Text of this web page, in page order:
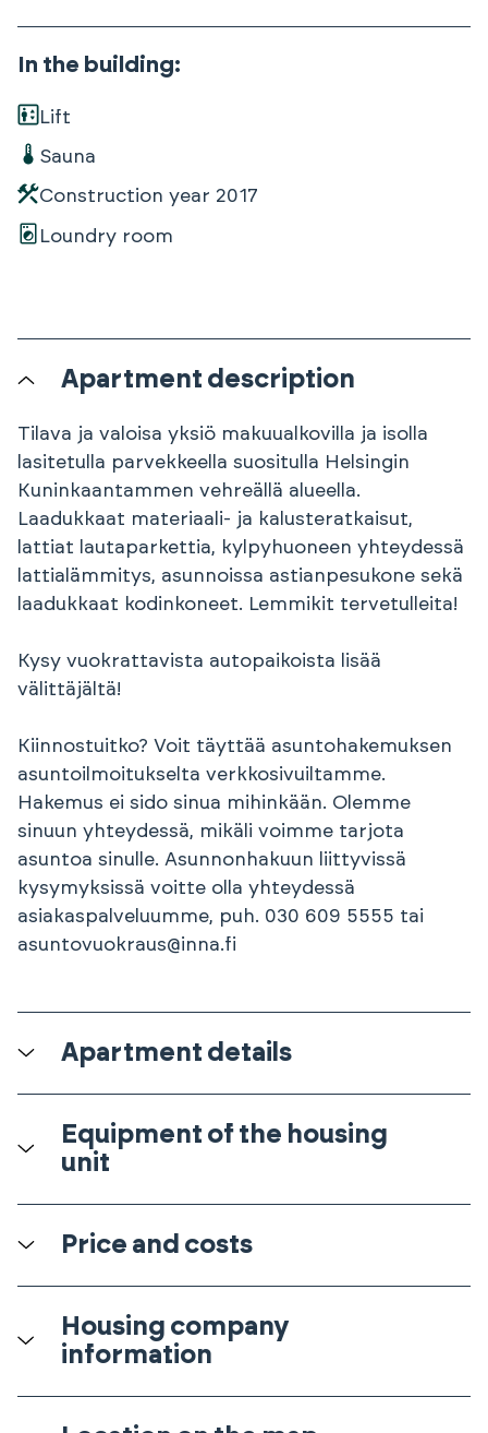
In the building:
Lift
Sauna
Construction year 2017
Loundry room
Apartment description
Tilava ja valoisa yksiö makuualkovilla ja isolla
lasitetulla parvekkeella suositulla Helsingin
Kuninkaantammen vehreällä alueella.
Laadukkaat materiaali- ja kalusteratkaisut,
lattiat lautaparkettia, kylpyhuoneen yhteydessä
lattialämmitys, asunnoissa astianpesukone sekä
laadukkaat kodinkoneet. Lemmikit tervetulleita!
Kysy vuokrattavista autopaikoista lisää
välittäjältä!
Kiinnostuitko? Voit täyttää asuntohakemuksen
asuntoilmoitukselta verkkosivuiltamme.
Hakemus ei sido sinua mihinkään. Olemme
sinuun yhteydessä, mikäli voimme tarjota
asuntoa sinulle. Asunnonhakuun liittyvissä
kysymyksissä voitte olla yhteydessä
asiakaspalveluumme, puh. 030 609 5555 tai
asuntovuokraus@inna.fi
Apartment details
Equipment of the housing
unit
Price and costs
Housing company
information